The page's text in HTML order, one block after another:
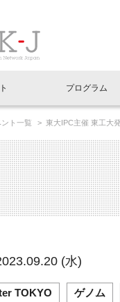
らせメール登録
共催 特別
協力 出展
プログラム
室
・コラム一覧
ンタビュー プレ
海外
はこちら
議室
ント一覧
東大IPC主催 東工大
(水)
TOKYO ゲノム